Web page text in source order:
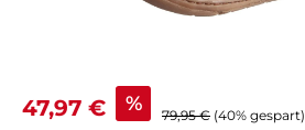
Verkaufspreis:
47,97 € % Regulärer Preis:
79,95 € (40% gespart)